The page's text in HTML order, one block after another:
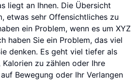
liegt an Ihnen. Die Übersicht
etwas sehr Offensichtliches zu
ein Problem, wenn es um XYZ
haben Sie ein Problem, das viel
denken. Es geht viel tiefer als
zu zählen oder Ihre
Bewegung oder Ihr Verlangen